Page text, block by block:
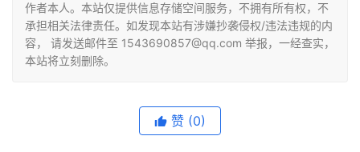
作者本人。本站仅提供信息存储空间服务，不拥有所有权，不
承担相关法律责任。如发现本站有涉嫌抄袭侵权/违法违规的内
容， 请发送邮件至 1543690857@qq.com 举报，一经查实，
本站将立刻删除。
赞 (0)